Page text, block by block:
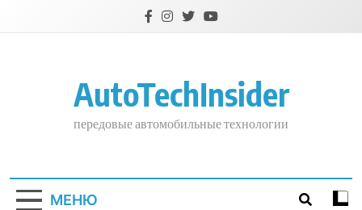
AutoTechInsider
передовые автомобильные технологии
МЕНЮ